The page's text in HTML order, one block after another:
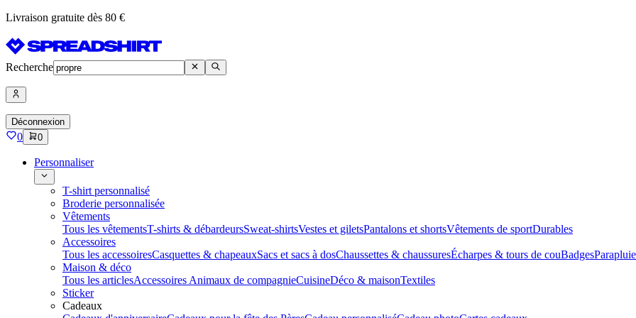
Livraison gratuite dès 80 €
Recherche
Déconnexion
0 0
Personnaliser
T-shirt personnalisé
Broderie personnalisée
Vêtements
Tous les vêtementsT-shirts & débardeursSweat-shirtsVestes et giletsPantalons et shortsVêtements de sportDurables
Accessoires
Tous les accessoiresCasquettes & chapeauxSacs et sacs à dosChaussettes & chaussuresÉcharpes & tours de couBadges
Maison & déco
Tous les articlesAccessoires Animaux de compagnieCuisineDéco & maisonTextiles
Sticker
Cadeaux